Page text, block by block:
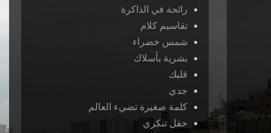
رائحة في الذاكرة
تقاسيم كلام
شمس خضراء
بشرية بأسلاك
قلبك
جدي
كلمة صغيرة تضيء العالم
حفل تنكري